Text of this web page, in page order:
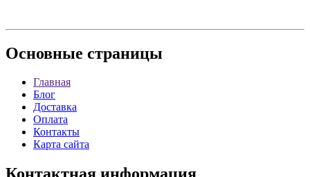
Основные страницы
Главная
Блог
Доставка
Оплата
Контакты
Карта сайта